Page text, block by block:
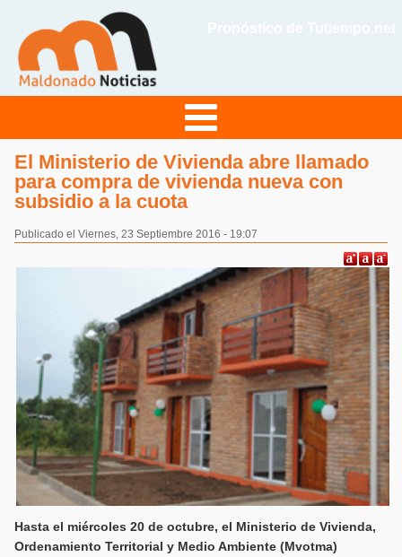
El Ministerio de Vivienda abre llamado
para compra de vivienda nueva con
subsidio a la cuota
Publicado el Viernes, 23 Septiembre 2016 - 19:07
Hasta el miércoles 20 de octubre, el Ministerio de Vivienda,
Ordenamiento Territorial y Medio Ambiente (Mvotma)